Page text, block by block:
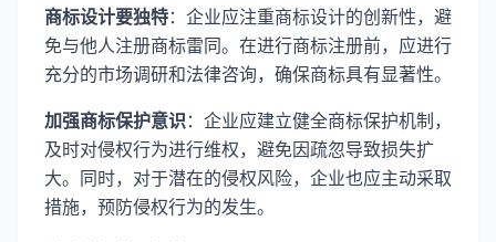
商标设计要独特：企业应注重商标设计的创新性，避
免与他人注册商标雷同。在进行商标注册前，应进行
充分的市场调研和法律咨询，确保商标具有显著性。
加强商标保护意识：企业应建立健全商标保护机制，
及时对侵权行为进行维权，避免因疏忽导致损失扩
大。同时，对于潜在的侵权风险，企业也应主动采取
措施，预防侵权行为的发生。